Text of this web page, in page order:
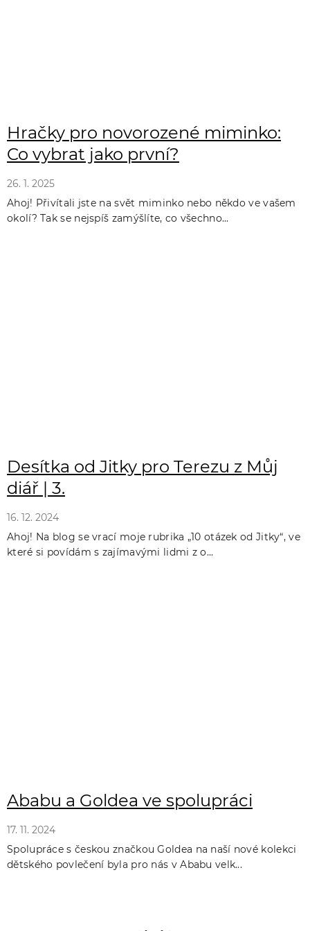
Hračky pro novorozené miminko:
Co vybrat jako první?
26. 1. 2025
Ahoj! Přivítali jste na svět miminko nebo někdo ve vašem
okolí? Tak se nejspíš zamýšlíte, co všechno...
Desítka od Jitky pro Terezu z Můj
diář | 3.
16. 12. 2024
Ahoj! Na blog se vrací moje rubrika „10 otázek od Jitky“, ve
které si povídám s zajímavými lidmi z o...
Ababu a Goldea ve spolupráci
17. 11. 2024
Spolupráce s českou značkou Goldea na naší nové kolekci
dětského povlečení byla pro nás v Ababu velk...